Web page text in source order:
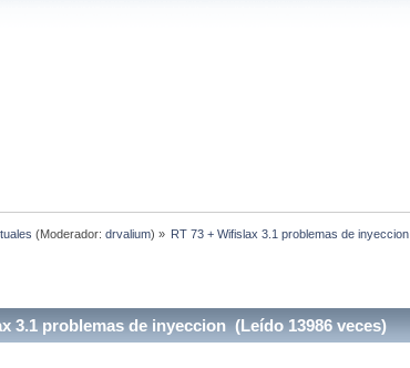
(Moderador: drvalium) » RT 73 + Wifislax 3.1 problemas de inyeccion
3.1 problemas de inyeccion (Leído 13986 veces)